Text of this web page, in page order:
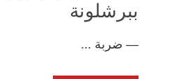
ببرشلونة
— ضربة ...